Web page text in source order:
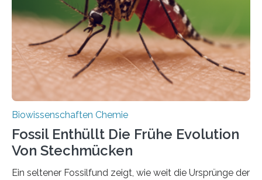
Süßwasseralge Coleochaetophyceae. Einige Arten
dieser Gruppe bilden aus Zellfäden dichte Geflechte
mit scheibenförmiger Gestalt. Was auffällig ist: Die
nächsten…
Biowissenschaften Chemie
Fossil Enthüllt Die Frühe Evolution
Von Stechmücken
Ein seltener Fossilfund zeigt, wie weit die Ursprünge der